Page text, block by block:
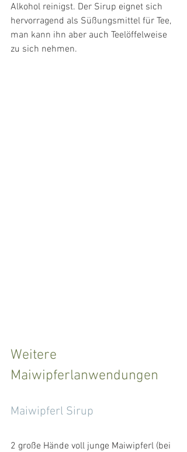
Alkohol reinigst. Der Sirup eignet sich
hervorragend als Süßungsmittel für Tee,
man kann ihn aber auch Teelöffelweise
zu sich nehmen.
Weitere
Maiwipferlanwendungen
Maiwipferl Sirup
2 große Hände voll junge Maiwipferl (bei